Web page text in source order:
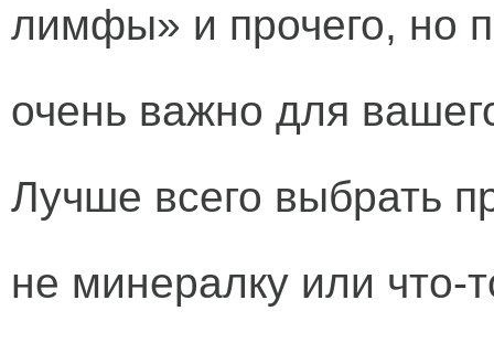
лимфы» и прочего, но
очень важно для
Лучше всего выбрать
не минералку или что-